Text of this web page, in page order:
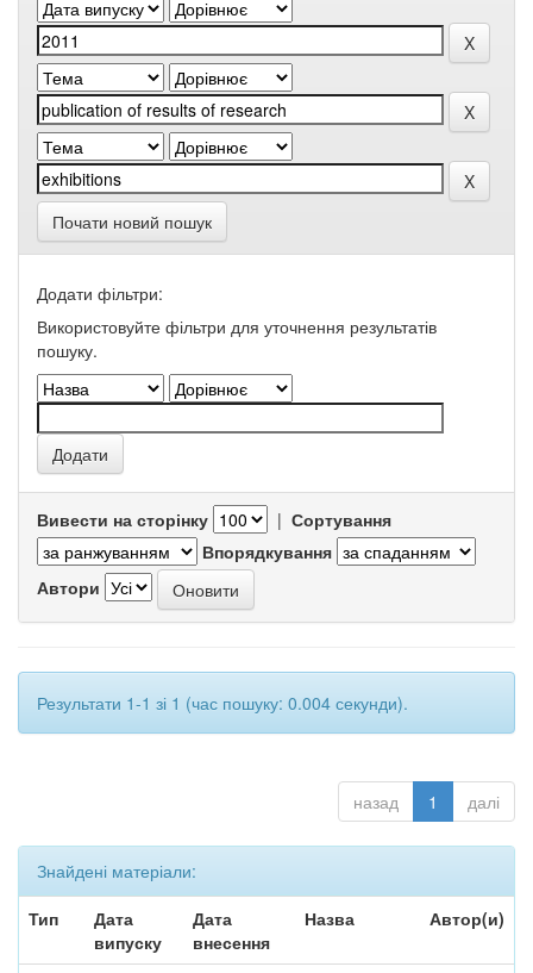
Почати новий пошук
Додати фільтри:
Використовуйте фільтри для уточнення результатів
пошуку.
Вивести на сторінку | Сортування
Впорядкування
Автори
Результати 1-1 зі 1 (час пошуку: 0.004 секунди).
назад 1 далі
Знайдені матеріали:
Тип
Дата
випуску
Дата
внесення
Назва Автор(и)